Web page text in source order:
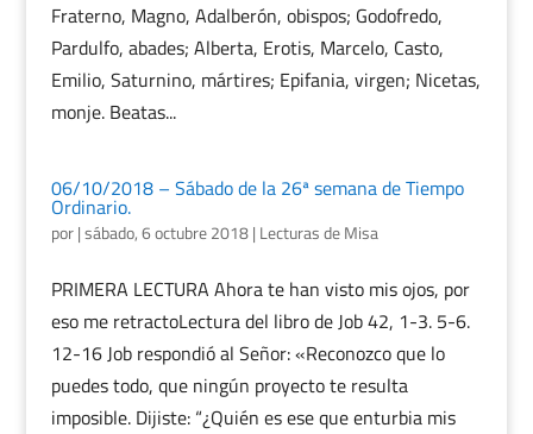
Fraterno, Magno, Adalberón, obispos; Godofredo,
Pardulfo, abades; Alberta, Erotis, Marcelo, Casto,
Emilio, Saturnino, mártires; Epifania, virgen; Nicetas,
monje. Beatas...
06/10/2018 – Sábado de la 26ª semana de Tiempo
Ordinario.
por|sábado, 6 octubre 2018| Lecturas de Misa
PRIMERA LECTURA Ahora te han visto mis ojos, por
eso me retractoLectura del libro de Job 42, 1-3. 5-6.
12-16 Job respondió al Señor: «Reconozco que lo
puedes todo, que ningún proyecto te resulta
imposible. Dijiste: “¿Quién es ese que enturbia mis